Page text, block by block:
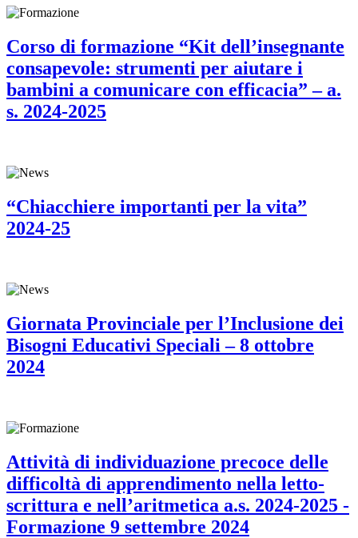
Corso di formazione “Kit dell’insegnante
consapevole: strumenti per aiutare i
bambini a comunicare con efficacia” – a.
s. 2024-2025
“Chiacchiere importanti per la vita”
2024-25
Giornata Provinciale per l’Inclusione dei
Bisogni Educativi Speciali – 8 ottobre
2024
Attività di individuazione precoce delle
difficoltà di apprendimento nella letto-
scrittura e nell’aritmetica a.s. 2024-2025 -
Formazione 9 settembre 2024